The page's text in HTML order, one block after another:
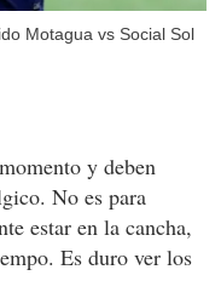
Motagua vs Social Sol
y deben
No es para
estar en la cancha,
Es duro ver los